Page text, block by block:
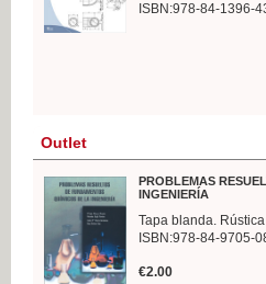
ISBN:978-84-1396-
Outlet
PROBLEMAS
INGENIERÍA
Tapa blanda. Rústica
ISBN:978-84-9705-
€2.00